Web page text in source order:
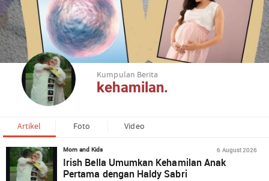
Kumpulan Berita
kehamilan.
Artikel Foto Video
Mom and Kids 6 August 2026
Irish Bella Umumkan Kehamilan Anak
Pertama dengan Haldy Sabri